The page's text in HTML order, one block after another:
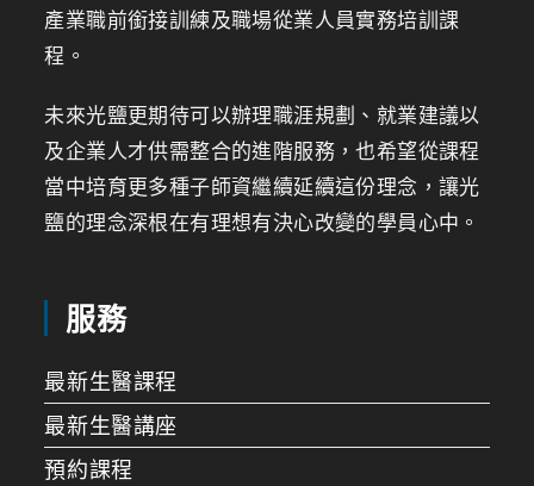
產業職前銜接訓練及職場從業人員實務培訓課
程。
未來光鹽更期待可以辦理職涯規劃、就業建議以
及企業人才供需整合的進階服務，也希望從課程
當中培育更多種子師資繼續延續這份理念，讓光
鹽的理念深根在有理想有決心改變的學員心中。
服務
最新生醫課程
最新生醫講座
預約課程